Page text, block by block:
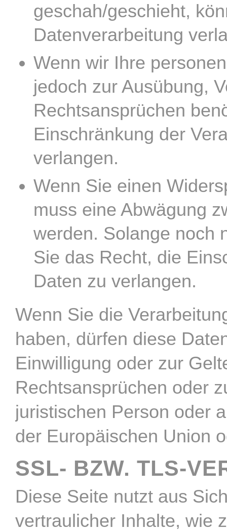
geschah/geschieht,
Datenverarbeitung
Wenn wir Ihre
jedoch zur Ausübung,
Rechtsansprüchen
Einschränkung der
verlangen.
Wenn Sie einen
muss eine Abwägung
werden. Solange noch
Sie das Recht, die
Daten zu verlangen.
Wenn Sie die
haben, dürfen diese
Einwilligung oder zur
Rechtsansprüchen oder
juristischen Person oder
der Europäischen Union
SSL- BZW. TLS-
Diese Seite nutzt aus
vertraulicher Inhalte, wie